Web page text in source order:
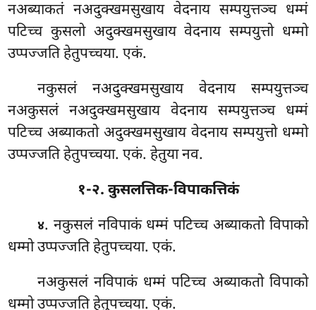
नअब्याकतं नअदुक्खमसुखाय वेदनाय सम्पयुत्तञ्च धम्मं
पटिच्च कुसलो अदुक्खमसुखाय वेदनाय सम्पयुत्तो धम्मो
उप्पज्जति हेतुपच्चया. एकं.
नकुसलं नअदुक्खमसुखाय वेदनाय सम्पयुत्तञ्च
नअकुसलं नअदुक्खमसुखाय वेदनाय सम्पयुत्तञ्च धम्मं
पटिच्च अब्याकतो अदुक्खमसुखाय वेदनाय सम्पयुत्तो धम्मो
उप्पज्जति हेतुपच्चया. एकं. हेतुया नव.
१-२. कुसलत्तिक-विपाकत्तिकं
४. नकुसलं नविपाकं धम्मं पटिच्च अब्याकतो विपाको
धम्मो उप्पज्जति हेतुपच्चया. एकं.
नअकुसलं नविपाकं धम्मं पटिच्च अब्याकतो विपाको
धम्मो उप्पज्जति हेतुपच्चया. एकं.